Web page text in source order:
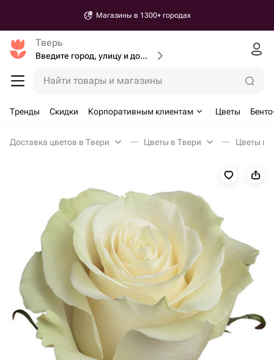
Магазины в 1300+ городах
Тверь
Введите город, улицу и дом доставки
Найти товары и магазины
Тренды Скидки Корпоративным клиентам Цветы
Доставка цветов в Твери Цветы в Твери Цветы